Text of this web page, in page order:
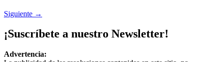
Siguiente →
¡Suscríbete a nuestro Newsletter!
Advertencia: